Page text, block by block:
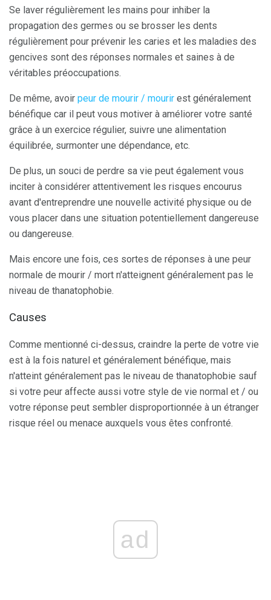
Se laver régulièrement les mains pour inhiber la
propagation des germes ou se brosser les dents
régulièrement pour prévenir les caries et les maladies des
gencives sont des réponses normales et saines à de
véritables préoccupations.
De même, avoir peur de mourir / mourir est généralement
bénéfique car il peut vous motiver à améliorer votre santé
grâce à un exercice régulier, suivre une alimentation
équilibrée, surmonter une dépendance, etc.
De plus, un souci de perdre sa vie peut également vous
inciter à considérer attentivement les risques encourus
avant d'entreprendre une nouvelle activité physique ou de
vous placer dans une situation potentiellement dangereuse
ou dangereuse.
Mais encore une fois, ces sortes de réponses à une peur
normale de mourir / mort n'atteignent généralement pas le
niveau de thanatophobie.
Causes
Comme mentionné ci-dessus, craindre la perte de votre vie
est à la fois naturel et généralement bénéfique, mais
n'atteint généralement pas le niveau de thanatophobie sauf
si votre peur affecte aussi votre style de vie normal et / ou
votre réponse peut sembler disproportionnée à un étranger
risque réel ou menace auxquels vous êtes confronté.
ad